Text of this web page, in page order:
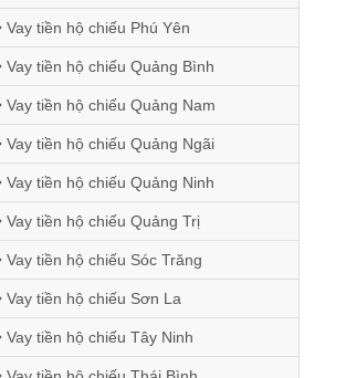
Vay tiền hộ chiếu Phú Yên
Vay tiền hộ chiếu Quảng Bình
Vay tiền hộ chiếu Quảng Nam
Vay tiền hộ chiếu Quảng Ngãi
Vay tiền hộ chiếu Quảng Ninh
Vay tiền hộ chiếu Quảng Trị
Vay tiền hộ chiếu Sóc Trăng
Vay tiền hộ chiếu Sơn La
Vay tiền hộ chiếu Tây Ninh